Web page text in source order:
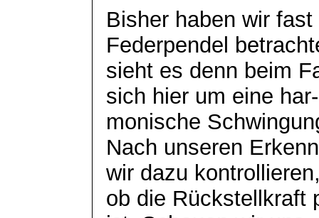
Bisher haben wir
Federpendel
sieht es denn beim
sich hier um eine har-
monische
Nach unseren
wir dazu
ob die Rückstellkraft